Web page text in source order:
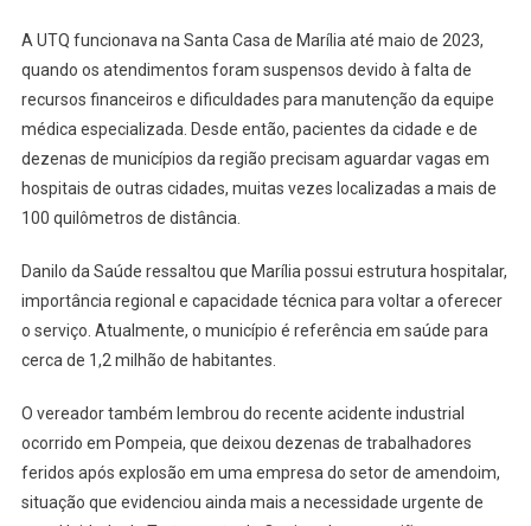
A UTQ funcionava na Santa Casa de Marília até maio de 2023,
quando os atendimentos foram suspensos devido à falta de
recursos financeiros e dificuldades para manutenção da equipe
médica especializada. Desde então, pacientes da cidade e de
dezenas de municípios da região precisam aguardar vagas em
hospitais de outras cidades, muitas vezes localizadas a mais de
100 quilômetros de distância.
Danilo da Saúde ressaltou que Marília possui estrutura hospitalar,
importância regional e capacidade técnica para voltar a oferecer
o serviço. Atualmente, o município é referência em saúde para
cerca de 1,2 milhão de habitantes.
O vereador também lembrou do recente acidente industrial
ocorrido em Pompeia, que deixou dezenas de trabalhadores
feridos após explosão em uma empresa do setor de amendoim,
situação que evidenciou ainda mais a necessidade urgente de